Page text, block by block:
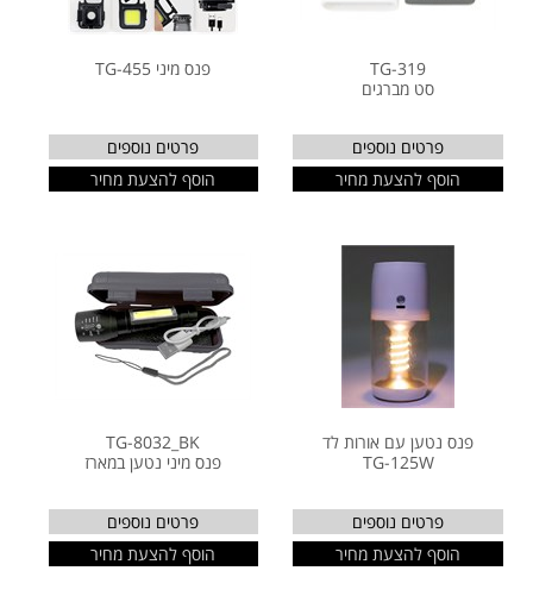
TG-319
סט מברגים
פרטים נוספים
הוסף להצעת מחיר
פנס מיני TG-455
פרטים נוספים
הוסף להצעת מחיר
פנס נטען עם אורות לד
TG-125W
פרטים נוספים
הוסף להצעת מחיר
TG-8032_BK
פנס מיני נטען במארז
פרטים נוספים
הוסף להצעת מחיר